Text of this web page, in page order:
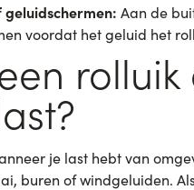
Aan de
voordat het geluid het
je last hebt van
buren of windgeluiden.